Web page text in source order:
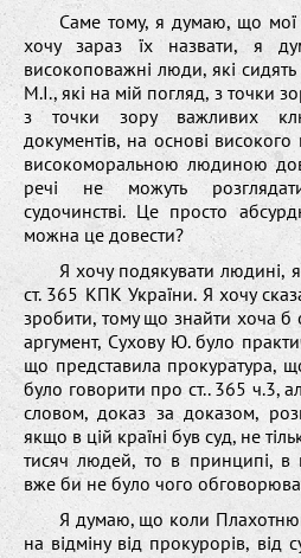
Саме тому, я думаю, що мої
хочу зараз їх назвати, я
високоповажні люди, які сидять
М.І., які на мій погляд, з точки
з точки зору важливих
документів, на основі високого
високоморальною людиною
речі не можуть
судочинстві. Це просто
можна це довести?
Я хочу подякувати людині,
ст. 365 КПК України. Я хочу
зробити, тому що знайти хоча
аргумент, Сухову Ю. було
що представила прокуратура,
було говорити про ст.. 365 ч.3,
словом, доказ за доказом,
якщо в цій країні був суд, не
тисяч людей, то в принципі, в
вже би не було чого
Я думаю, що коли
на відміну від прокурорів, від